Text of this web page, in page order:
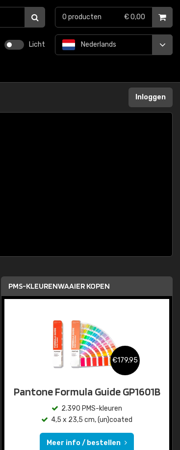
Licht Nederlands
0 producten € 0,00
Inloggen
PMS-KLEURENWAAIER KOPEN
€179,95
Pantone Formula Guide GP1601B
2.390 PMS-kleuren
4,5 x 23,5 cm, (un)coated
Meer info / bestellen